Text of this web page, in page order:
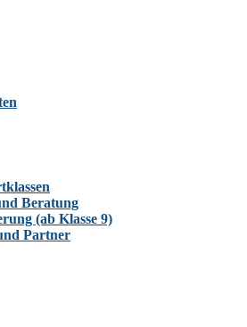
Beratung
(ab Klasse 9)
Partner